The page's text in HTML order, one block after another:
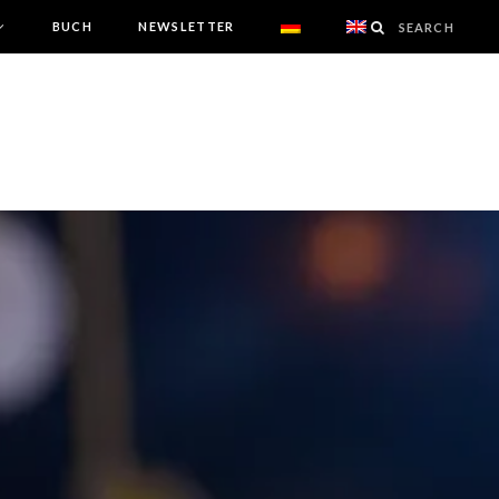
BUCH NEWSLETTER